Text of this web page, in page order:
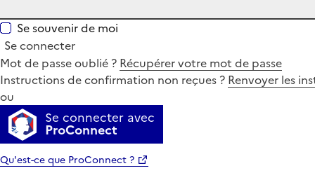
Se souvenir de moi
Se connecter
Mot de passe oublié ? Récupérer votre mot de passe
Instructions de confirmation non reçues ? Renvoyer les
ou
Se connecter avec
ProConnect
Qu'est-ce que ProConnect ?